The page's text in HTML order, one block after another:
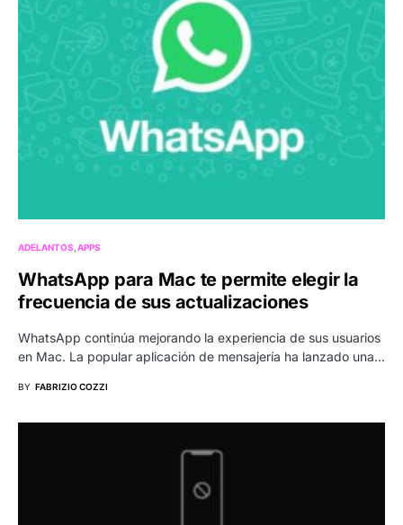
ADELANTOS APPS
WhatsApp para Mac te permite elegir la
frecuencia de sus actualizaciones
WhatsApp continúa mejorando la experiencia de sus usuarios
en Mac. La popular aplicación de mensajería ha lanzado una…
BY FABRIZIO COZZI